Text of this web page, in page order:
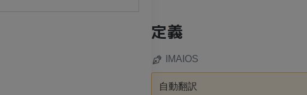
定義
IMAIOS
自動翻訳